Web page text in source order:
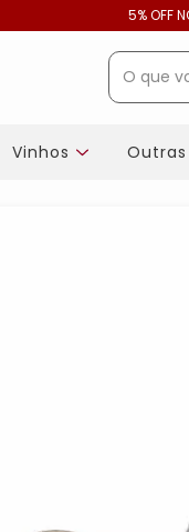
5% OFF
Vinhos Outras